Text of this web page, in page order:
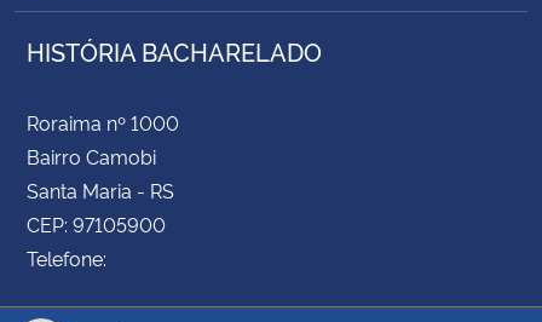
HISTÓRIA BACHARELADO
Roraima nº 1000
Bairro Camobi
Santa Maria - RS
CEP: 97105900
Telefone: